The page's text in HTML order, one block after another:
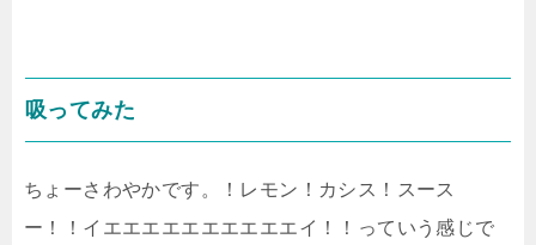
吸ってみた
ちょーさわやかです。！レモン！カシス！スース
ー！！イエエエエエエエエエエイ！！っていう感じで